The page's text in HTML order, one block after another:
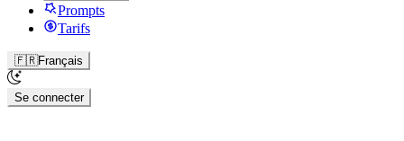
Prompts
Tarifs
🇫🇷Français
Se connecter